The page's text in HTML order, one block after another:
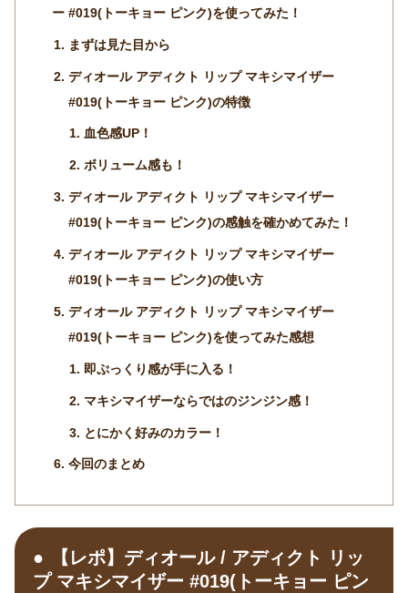
ー #019(トーキョー ピンク)を使ってみた！
まずは見た目から
ディオール アディクト リップ マキシマイザー
#019(トーキョー ピンク)の特徴
血色感UP！
ボリューム感も！
ディオール アディクト リップ マキシマイザー
#019(トーキョー ピンク)の感触を確かめてみた！
ディオール アディクト リップ マキシマイザー
#019(トーキョー ピンク)の使い方
ディオール アディクト リップ マキシマイザー
#019(トーキョー ピンク)を使ってみた感想
即ぷっくり感が手に入る！
マキシマイザーならではのジンジン感！
とにかく好みのカラー！
今回のまとめ
【レポ】ディオール / アディクト リッ
プ マキシマイザー #019(トーキョー ピン